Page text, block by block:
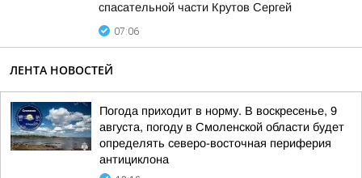
спасательной части Крутов Сергей
07:06
ЛЕНТА НОВОСТЕЙ
Погода приходит в норму. В воскресенье, 9
августа, погоду в Смоленской области будет
определять северо-восточная периферия
антициклона